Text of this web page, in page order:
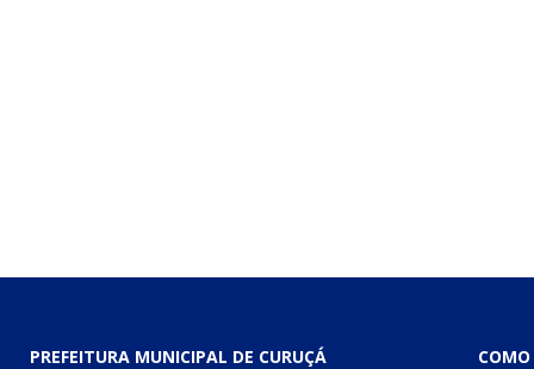
PREFEITURA MUNICIPAL DE CURUÇÁ COMO